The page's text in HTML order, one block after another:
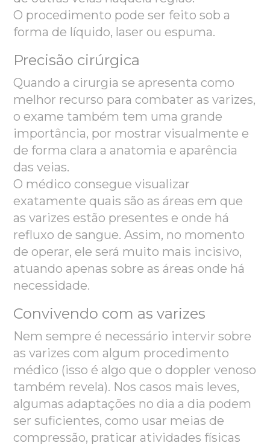
O procedimento pode ser feito sob a
forma de líquido, laser ou espuma.
Precisão cirúrgica
Quando a cirurgia se apresenta como
melhor recurso para combater as varizes,
o exame também tem uma grande
importância, por mostrar visualmente e
de forma clara a anatomia e aparência
das veias.
O médico consegue visualizar
exatamente quais são as áreas em que
as varizes estão presentes e onde há
refluxo de sangue. Assim, no momento
de operar, ele será muito mais incisivo,
atuando apenas sobre as áreas onde há
necessidade.
Convivendo com as varizes
Nem sempre é necessário intervir sobre
as varizes com algum procedimento
médico (isso é algo que o doppler venoso
também revela). Nos casos mais leves,
algumas adaptações no dia a dia podem
ser suficientes, como usar meias de
compressão, praticar atividades físicas